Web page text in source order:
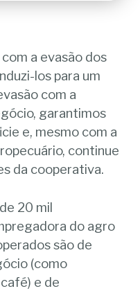
a evasão dos
los para um
com a
garantimos
e, mesmo com a
continue
da cooperativa.
20 mil
do agro
são de
(como
e de